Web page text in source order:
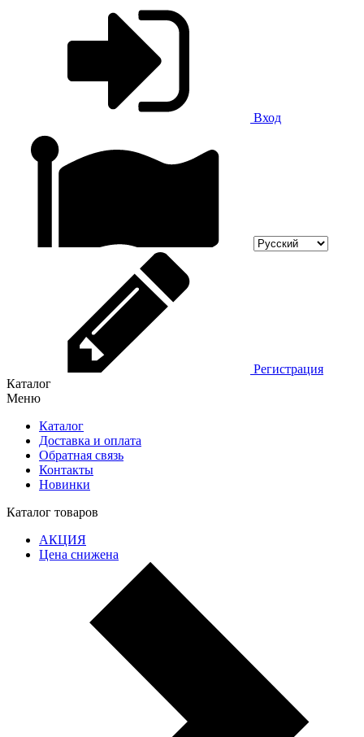
Вход
Регистрация
Каталог
Меню
Каталог
Доставка и оплата
Обратная связь
Контакты
Новинки
Каталог товаров
АКЦИЯ
Цена снижена